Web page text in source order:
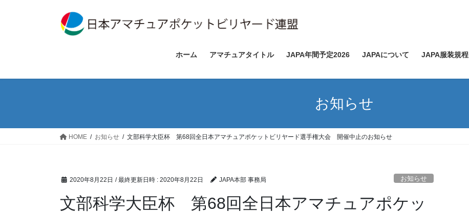
ス
ン
ホーム アマチュアタイトル JAPA年間予定2026 JAPAについて JAPA服装規程
お知らせ
HOME お知らせ 文部科学大臣杯 第68回全日本アマチュアポケットビリヤード選手権大会 開催中止のお知らせ
2020年8月22日 / 最終更新日時 : 2020年8月22日 JAPA本部 事務局 お知らせ
文部科学大臣杯 第68回全日本アマチュアポケッ